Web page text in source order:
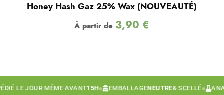
Honey Hash Gaz 25% Wax (NOUVEAUTÉ)
À partir de 3,90 €
LE JOUR MÊME AVANT15H● EMBALLAGENEUTRE& SCELLÉ●